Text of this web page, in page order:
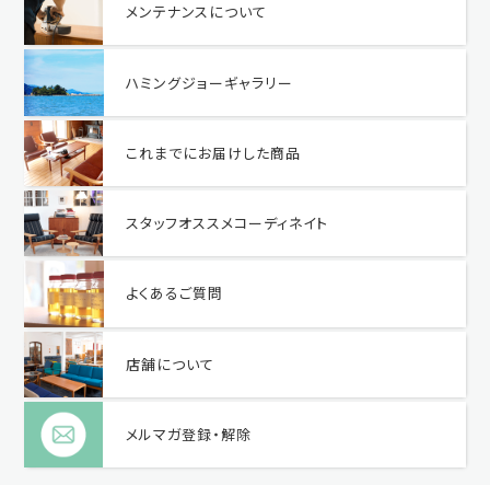
メンテナンスについて
ハミングジョーギャラリー
これまでにお届けした商品
スタッフオススメコーディネイト
よくあるご質問
店舗について
メルマガ登録・解除